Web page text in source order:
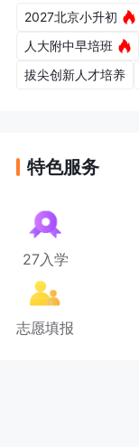
2027北京小升初
人大附中早培班
拔尖创新人才培养
特色服务
27入学
志愿填报